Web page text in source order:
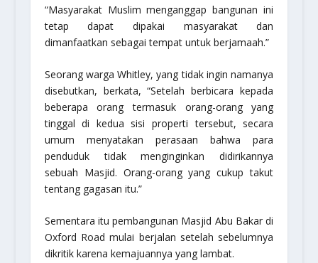
“Masyarakat Muslim menganggap bangunan ini
tetap dapat dipakai masyarakat dan
dimanfaatkan sebagai tempat untuk berjamaah.”
Seorang warga Whitley, yang tidak ingin namanya
disebutkan, berkata, “Setelah berbicara kepada
beberapa orang termasuk orang-orang yang
tinggal di kedua sisi properti tersebut, secara
umum menyatakan perasaan bahwa para
penduduk tidak menginginkan didirikannya
sebuah Masjid. Orang-orang yang cukup takut
tentang gagasan itu.”
Sementara itu pembangunan Masjid Abu Bakar di
Oxford Road mulai berjalan setelah sebelumnya
dikritik karena kemajuannya yang lambat.